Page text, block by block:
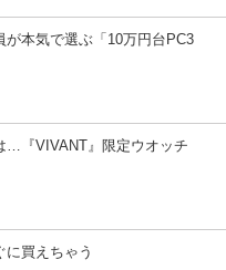
が本気で選ぶ「10万円台PC3
…『VIVANT』限定ウオッチ
に買えちゃう